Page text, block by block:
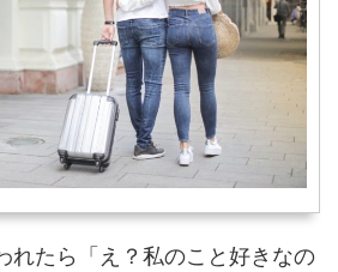
れたら「え？私のこと好きなの